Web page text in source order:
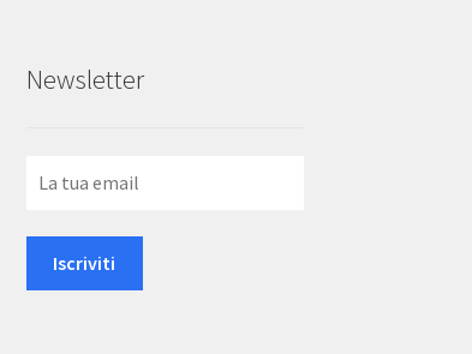
Newsletter